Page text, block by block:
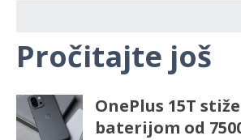
Pročitajte još
OnePlus 15T
baterijom od